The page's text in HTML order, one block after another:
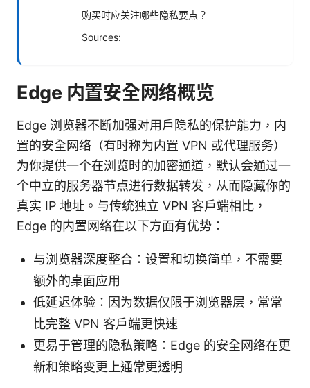
购买时应关注哪些隐私要点？
Sources:
Edge 内置安全网络概览
Edge 浏览器不断加强对用户隐私的保护能力，内
置的安全网络（有时称为内置 VPN 或代理服务）
为你提供一个在浏览时的加密通道，默认会通过一
个中立的服务器节点进行数据转发，从而隐藏你的
真实 IP 地址。与传统独立 VPN 客户端相比，
Edge 的内置网络在以下方面有优势：
与浏览器深度整合：设置和切换简单，不需要
额外的桌面应用
低延迟体验：因为数据仅限于浏览器层，常常
比完整 VPN 客户端更快速
更易于管理的隐私策略：Edge 的安全网络在更
新和策略变更上通常更透明